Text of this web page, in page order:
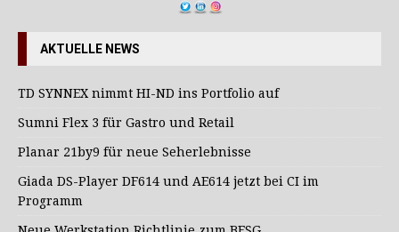
AKTUELLE NEWS
TD SYNNEX nimmt HI-ND ins Portfolio auf
Sumni Flex 3 für Gastro und Retail
Planar 21by9 für neue Seherlebnisse
Giada DS-Player DF614 und AE614 jetzt bei CI im
Programm